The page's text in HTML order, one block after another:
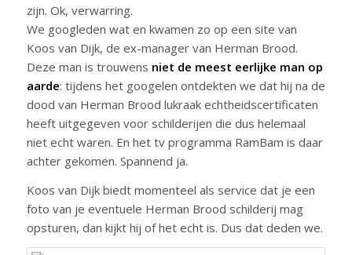
zijn. Ok, verwarring.
We googleden wat en kwamen zo op een site van
Koos van Dijk, de ex-manager van Herman Brood.
Deze man is trouwens niet de meest eerlijke man op
aarde: tijdens het googelen ontdekten we dat hij na de
dood van Herman Brood lukraak echtheidscertificaten
heeft uitgegeven voor schilderijen die dus helemaal
niet echt waren. En het tv programma RamBam is daar
achter gekomen. Spannend ja.
Koos van Dijk biedt momenteel als service dat je een
foto van je eventuele Herman Brood schilderij mag
opsturen, dan kijkt hij of het echt is. Dus dat deden we.